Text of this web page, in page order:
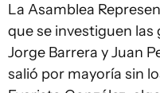
La Asamblea
que se investiguen
Jorge Barrera y Juan
salió por mayoría sin